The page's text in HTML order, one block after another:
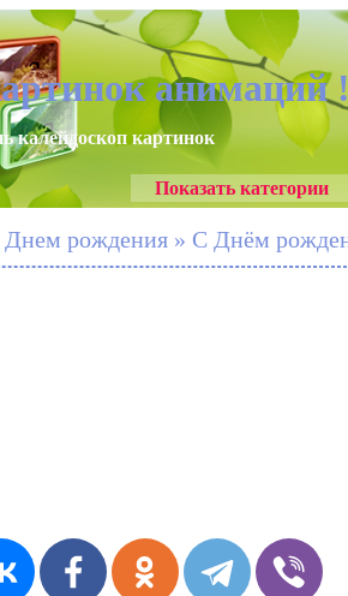
анимаций
калейдоскоп картинок
Показать категории
рождения » С Днём